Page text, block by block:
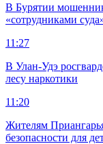
В Бурятии
«сотрудниками
11:27
В Улан-Удэ
лесу наркотики
11:20
Жителям
безопасности для